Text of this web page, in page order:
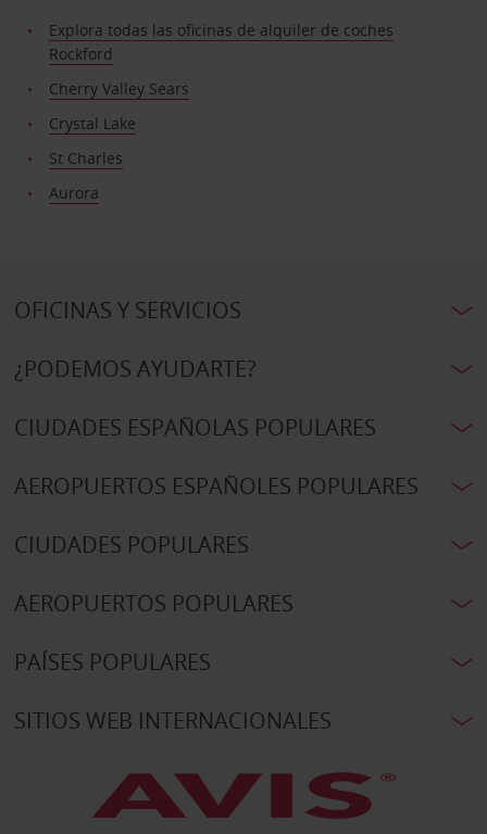
Explora todas las oficinas de alquiler de coches
Rockford
Cherry Valley Sears
Crystal Lake
St Charles
Aurora
OFICINAS Y SERVICIOS
¿PODEMOS AYUDARTE?
CIUDADES ESPAÑOLAS POPULARES
AEROPUERTOS ESPAÑOLES POPULARES
CIUDADES POPULARES
AEROPUERTOS POPULARES
PAÍSES POPULARES
SITIOS WEB INTERNACIONALES